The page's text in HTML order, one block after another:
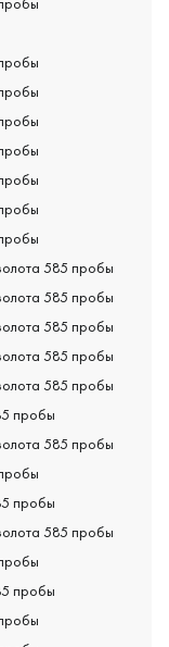
585 пробы
585 пробы
585 пробы
585 пробы
585 пробы
пробы
585 пробы
пробы
585 пробы
пробы